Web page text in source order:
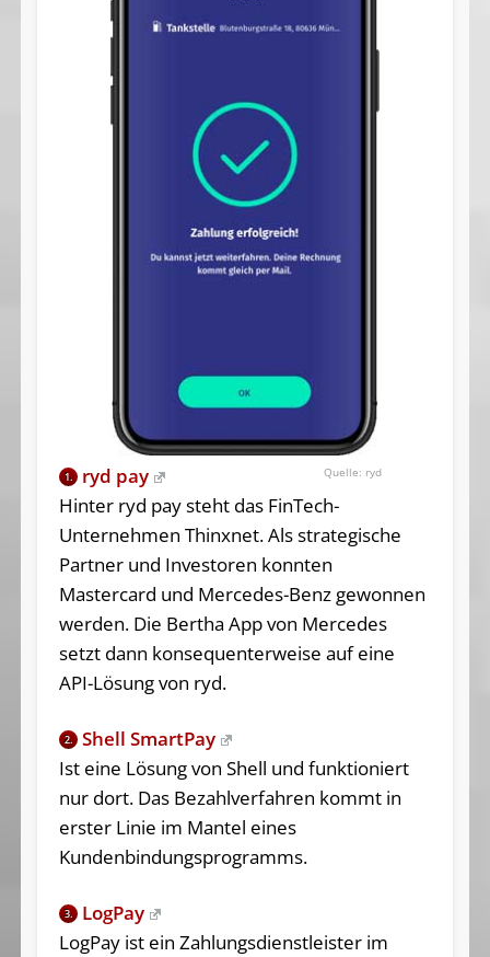
ryd
1.
ryd pay
Hinter ryd pay steht das FinTech-
Unternehmen Thinxnet. Als strategische
Partner und Investoren konnten
Mastercard und Mercedes-Benz gewonnen
werden. Die Bertha App von Mercedes
setzt dann konsequenterweise auf eine
API-Lösung von ryd.
2.
Shell SmartPay
Ist eine Lösung von Shell und funktioniert
nur dort. Das Bezahlverfahren kommt in
erster Linie im Mantel eines
Kundenbindungsprogramms.
3.
LogPay
LogPay ist ein Zahlungsdienstleister im